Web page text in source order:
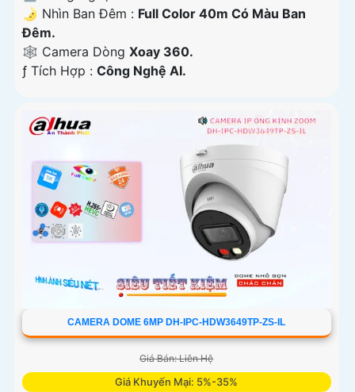
🌛 Nhìn Ban Đêm : Full Color 40m Có Màu Ban
Ðêm.
🕸️ Camera Dòng Xoay 360.
️ƒ Tích Hợp : Công Nghệ AI.
CAMERA DOME 6MP DH-IPC-HDW3649TP-ZS-IL
Giá Bán: Liên Hệ
Giá Khuyến Mại: 5%-35%